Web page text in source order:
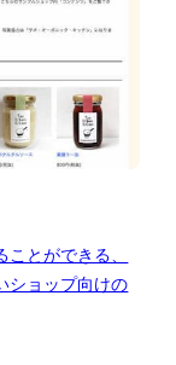
とができる、
ショップ向けの